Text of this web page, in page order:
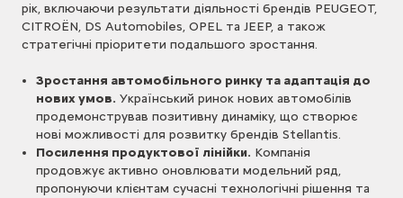
рік, включаючи результати діяльності брендів PEUGEOT,
CITROËN, DS Automobiles, OPEL та JEEP, а також
стратегічні пріоритети подальшого зростання.
Зростання автомобільного ринку та адаптація до
нових умов. Український ринок нових автомобілів
продемонстрував позитивну динаміку, що створює
нові можливості для розвитку брендів Stellantis.
Посилення продуктової лінійки. Компанія
продовжує активно оновлювати модельний ряд,
пропонуючи клієнтам сучасні технологічні рішення та